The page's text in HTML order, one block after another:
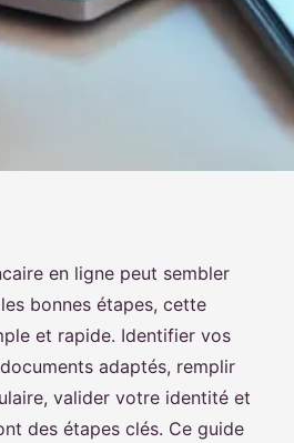
pour ouvrir
en ligne
•7 min de lecture
en ligne peut sembler
bonnes étapes, cette
et rapide. Identifier vos
adaptés, remplir
valider votre identité et
des étapes clés. Ce guide